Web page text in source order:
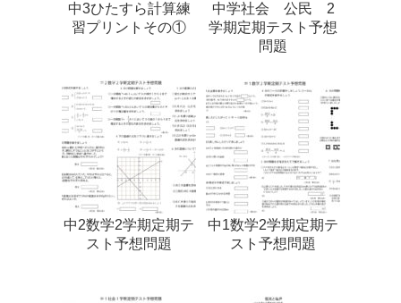
中3ひたすら計算練
習プリントその①
中学社会 公民 2
学期定期テスト予想
問題
中2数学2学期定期テ
スト予想問題
中1数学2学期定期テ
スト予想問題